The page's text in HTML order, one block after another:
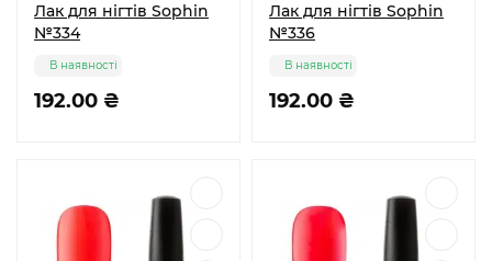
Лак для нігтів Sophin
№334
192.00 ₴
В наявності
Лак для нігтів Sophin
№336
192.00 ₴
В наявності